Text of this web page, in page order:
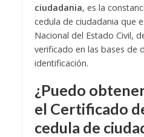
ciudadania, es la
cedula de ciudadania que
Nacional del Estado Civil,
verificado en las bases de
identificación.
¿Puedo
el Certificado
cedula de